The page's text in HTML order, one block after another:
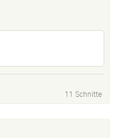
11 Schnitte